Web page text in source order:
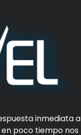
inmediata a
poco tiempo nos